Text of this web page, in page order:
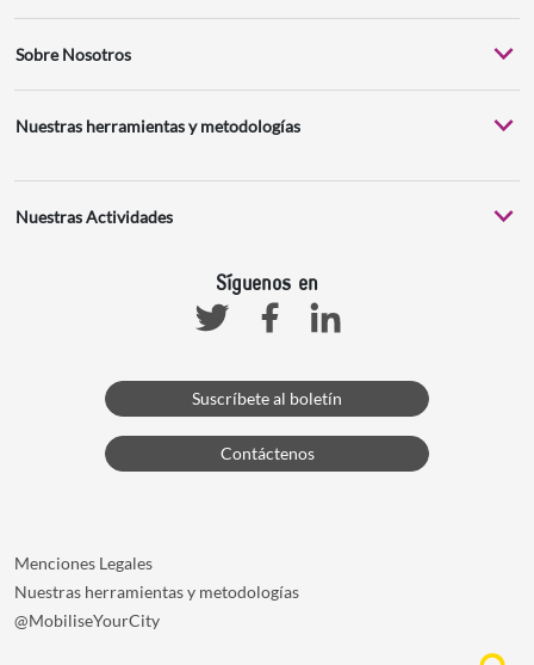
Sobre Nosotros
Nuestras herramientas y metodologías
Nuestras Actividades
Síguenos en
TwitterFacebookLinkedin
Suscríbete al boletín
Contáctenos
Menciones Legales
Nuestras herramientas y metodologías
@MobiliseYourCity